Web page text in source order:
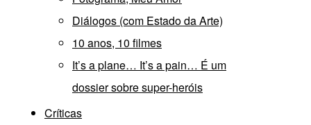
Diálogos (com Estado da Arte)
10 anos, 10 filmes
It’s a plane… It’s a pain… É um
dossier sobre super-heróis
Críticas